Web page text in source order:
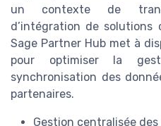
un contexte de
d’intégration de solutions
Sage Partner Hub met à
pour optimiser la
synchronisation des
partenaires.
Gestion centralisée